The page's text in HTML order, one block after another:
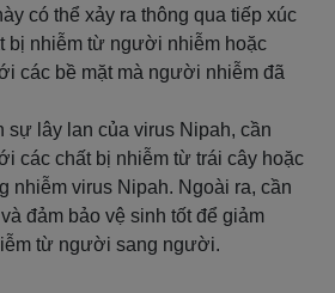
có thể xảy ra thông qua tiếp xúc
bị nhiễm từ người nhiễm hoặc
các bề mặt mà người nhiễm đã
sự lây lan của virus Nipah, cần
các chất bị nhiễm từ trái cây hoặc
nhiễm virus Nipah. Ngoài ra, cần
đảm bảo vệ sinh tốt để giảm
từ người sang người.